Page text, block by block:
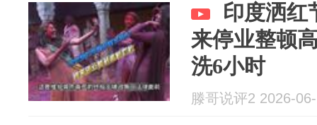
印度洒红
来停业整顿
洗6小时
滕哥说评2 2026-